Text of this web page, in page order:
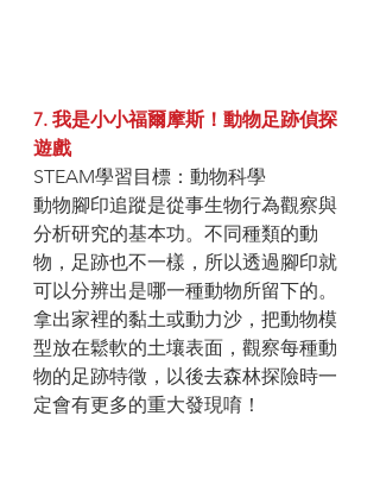
7. 我是小小福爾摩斯！動物足跡偵探
遊戲
STEAM學習目標：動物科學
動物腳印追蹤是從事生物行為觀察與
分析研究的基本功。不同種類的動
物，足跡也不一樣，所以透過腳印就
可以分辨出是哪一種動物所留下的。
拿出家裡的黏土或動力沙，把動物模
型放在鬆軟的土壤表面，觀察每種動
物的足跡特徵，以後去森林探險時一
定會有更多的重大發現唷！